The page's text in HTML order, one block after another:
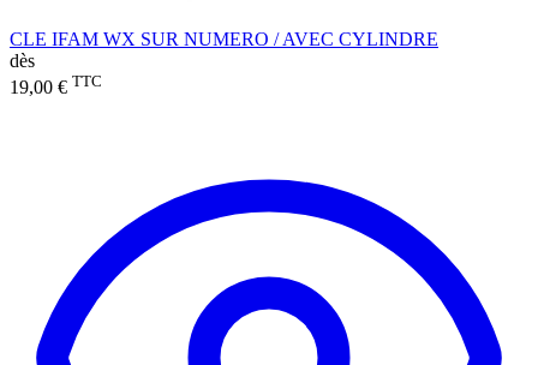
CLE IFAM WX SUR NUMERO / AVEC CYLINDRE
dès
19,00 € TTC